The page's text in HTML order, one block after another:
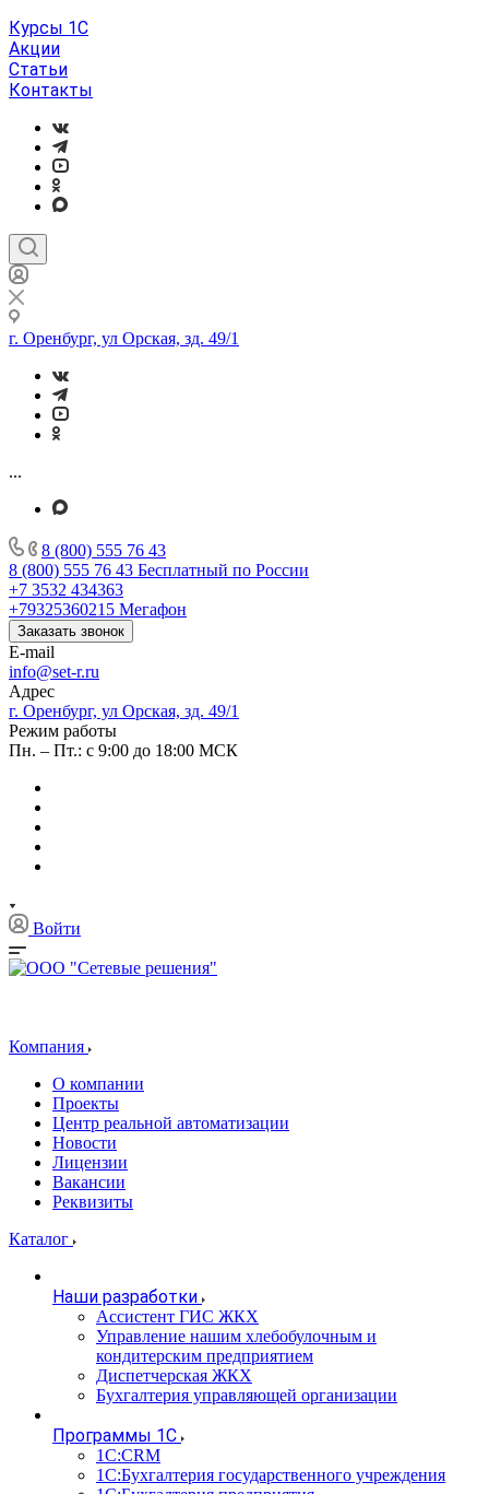
Курсы 1С
Акции
Статьи
Контакты
г. Оренбург, ул Орская, зд. 49/1
...
8 (800) 555 76 43
8 (800) 555 76 43 Бесплатный по России
+7 3532 434363
+79325360215 Мегафон
Заказать звонок
E-mail
info@set-r.ru
Адрес
г. Оренбург, ул Орская, зд. 49/1
Режим работы
Пн. – Пт.: с 9:00 до 18:00 МСК
Войти
Компания
О компании
Проекты
Центр реальной автоматизации
Новости
Лицензии
Вакансии
Реквизиты
Каталог
Наши разработки
Ассистент ГИС ЖКХ
Управление нашим хлебобулочным и
кондитерским предприятием
Диспетчерская ЖКХ
Бухгалтерия управляющей организации
Программы 1С
1С:CRM
1С:Бухгалтерия государственного учреждения